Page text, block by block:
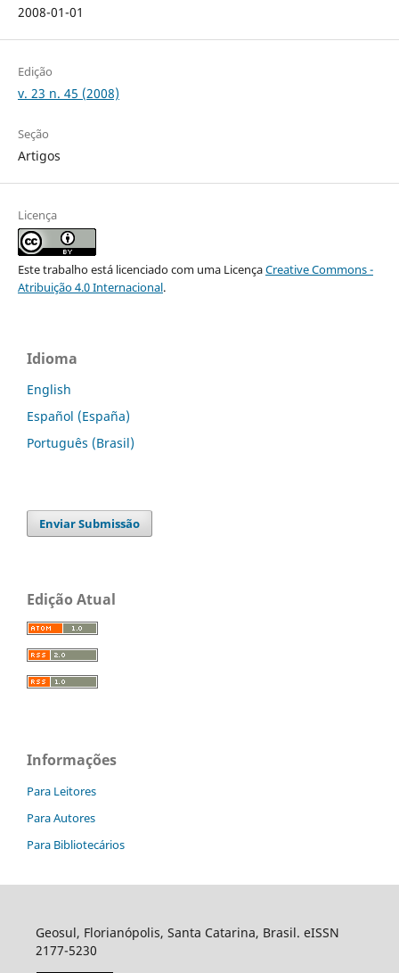
2008-01-01
Edição
v. 23 n. 45 (2008)
Seção
Artigos
Licença
Este trabalho está licenciado com uma LicençaCreative Commons -
Atribuição 4.0 Internacional.
Idioma
English
Español (España)
Português (Brasil)
Enviar Submissão
Edição Atual
Informações
Para Leitores
Para Autores
Para Bibliotecários
Geosul, Florianópolis, Santa Catarina, Brasil. eISSN
2177-5230